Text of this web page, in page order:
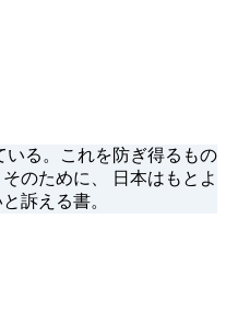
いる。これを防ぎ得るもの
のために、 日本はもとよ
訴える書。